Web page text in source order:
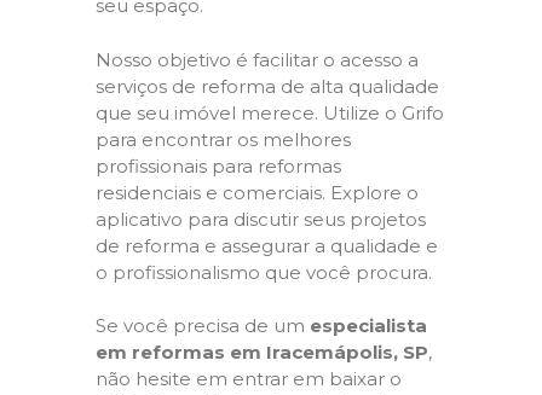
seu espaço.
Nosso objetivo é facilitar o acesso a
serviços de reforma de alta qualidade
que seu imóvel merece. Utilize o Grifo
para encontrar os melhores
profissionais para reformas
residenciais e comerciais. Explore o
aplicativo para discutir seus projetos
de reforma e assegurar a qualidade e
o profissionalismo que você procura.
Se você precisa de um especialista
em reformas em Iracemápolis, SP,
não hesite em entrar em baixar o